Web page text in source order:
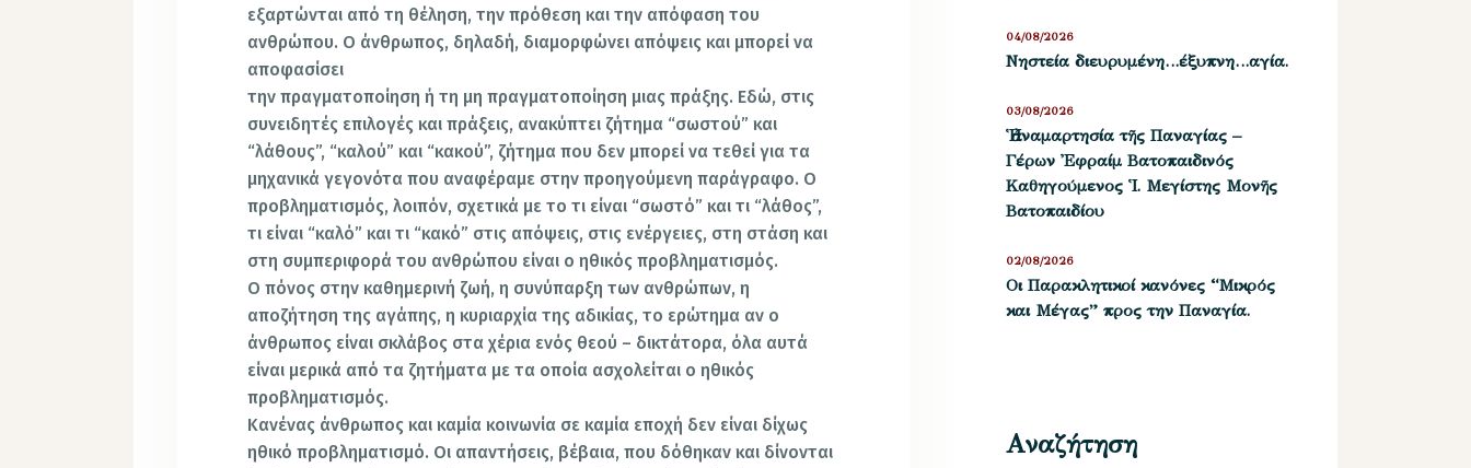
εξαρτώνται από τη θέληση, την πρόθεση και την απόφαση του
ανθρώπου. Ο άνθρωπος, δηλαδή, διαμορφώνει απόψεις και μπορεί να
αποφασίσει
την πραγματοποίηση ή τη μη πραγματοποίηση μιας πράξης. Εδώ, στις
συνειδητές επιλογές και πράξεις, ανακύπτει ζήτημα “σωστού” και
“λάθους”, “καλού” και “κακού”, ζήτημα που δεν μπορεί να τεθεί για τα
μηχανικά γεγονότα που αναφέραμε στην προηγούμενη παράγραφο. Ο
προβληματισμός, λοιπόν, σχετικά με το τι είναι “σωστό” και τι “λάθος”,
τι είναι “καλό” και τι “κακό” στις απόψεις, στις ενέργειες, στη στάση και
στη συμπεριφορά του ανθρώπου είναι ο ηθικός προβληματισμός.
Ο πόνος στην καθημερινή ζωή, η συνύπαρξη των ανθρώπων, η
αποζήτηση της αγάπης, η κυριαρχία της αδικίας, το ερώτημα αν ο
άνθρωπος είναι σκλάβος στα χέρια ενός θεού – δικτάτορα, όλα αυτά
είναι μερικά από τα ζητήματα με τα οποία ασχολείται ο ηθικός
προβληματισμός.
Κανένας άνθρωπος και καμία κοινωνία σε καμία εποχή δεν είναι δίχως
ηθικό προβληματισμό. Οι απαντήσεις, βέβαια, που δόθηκαν και δίνονται
Νηστεία διευρυμένη…έξυπνη…αγία.
04/08/2026
Ἡ ἀναμαρτησία τῆς Παναγίας –
Γέρων Ἐφραίμ Βατοπαιδινός
Καθηγούμενος Ἱ. Μεγίστης Μονῆς
Βατοπαιδίου
03/08/2026
Οι Παρακλητικοί κανόνες “Μικρός
και Μέγας” προς την Παναγία.
02/08/2026
Αναζήτηση